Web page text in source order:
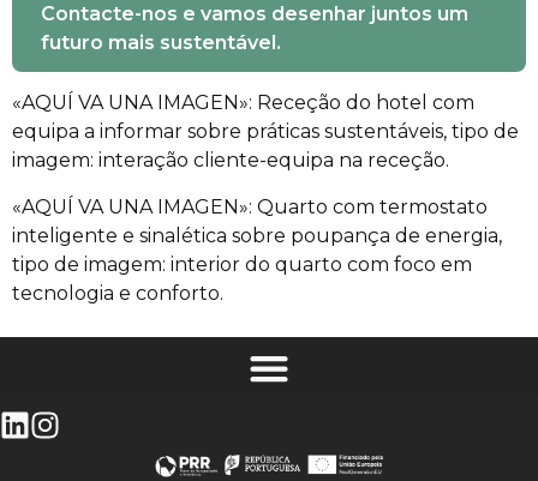
Contacte-nos e vamos desenhar juntos um
futuro mais sustentável.
«AQUÍ VA UNA IMAGEN»: Receção do hotel com
equipa a informar sobre práticas sustentáveis, tipo de
imagem: interação cliente-equipa na receção.
«AQUÍ VA UNA IMAGEN»: Quarto com termostato
inteligente e sinalética sobre poupança de energia,
tipo de imagem: interior do quarto com foco em
tecnologia e conforto.